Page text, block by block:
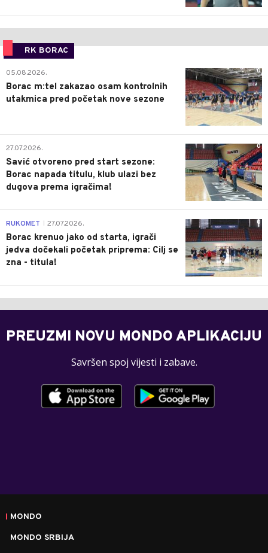
RK BORAC
0
05.08.2026.
Borac m:tel zakazao osam kontrolnih
utakmica pred početak nove sezone
0
27.07.2026.
Savić otvoreno pred start sezone:
Borac napada titulu, klub ulazi bez
dugova prema igračima!
0
RUKOMET 27.07.2026.
Borac krenuo jako od starta, igrači
jedva dočekali početak priprema: Cilj se
zna - titula!
PREUZMI NOVU MONDO APLIKACIJU
Savršen spoj vijesti i zabave.
MONDO
MONDO SRBIJA